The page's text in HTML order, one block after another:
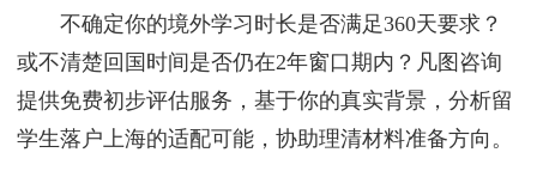
不确定你的境外学习时长是否满足360天要求？
或不清楚回国时间是否仍在2年窗口期内？凡图咨询
提供免费初步评估服务，基于你的真实背景，分析留
学生落户上海的适配可能，协助理清材料准备方向。